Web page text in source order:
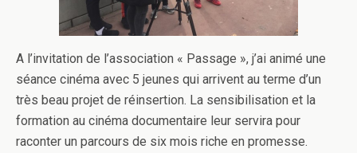
A l’invitation de l’association « Passage », j’ai animé une
séance cinéma avec 5 jeunes qui arrivent au terme d’un
très beau projet de réinsertion. La sensibilisation et la
formation au cinéma documentaire leur servira pour
raconter un parcours de six mois riche en promesse.